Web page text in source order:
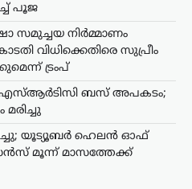
പൂജ
സമുച്ചയ നിർമ്മാണം
വിധിക്കെതിരെ സുപ്രീം
ട്രംപ്
ബസ് അപകടം;
യൂട്യൂബർ ഹെലൻ ഓഫ്
മൂന്ന് മാസത്തേക്ക്